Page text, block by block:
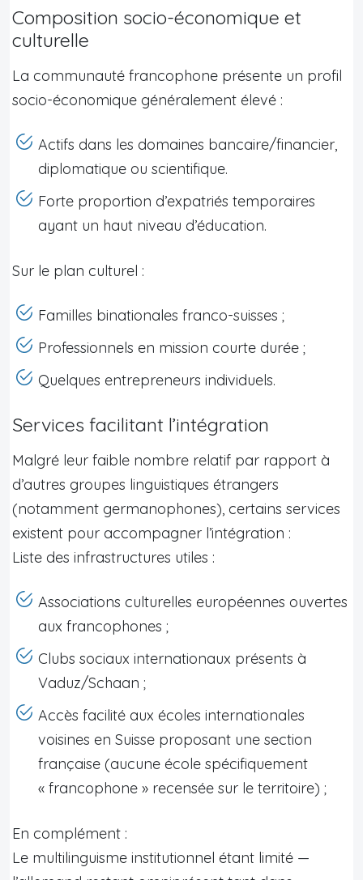
Composition socio-économique et
culturelle
La communauté francophone présente un profil
socio-économique généralement élevé :
Actifs dans les domaines bancaire/financier,
diplomatique ou scientifique.
Forte proportion d’expatriés temporaires
ayant un haut niveau d’éducation.
Sur le plan culturel :
Familles binationales franco-suisses ;
Professionnels en mission courte durée ;
Quelques entrepreneurs individuels.
Services facilitant l’intégration
Malgré leur faible nombre relatif par rapport à
d’autres groupes linguistiques étrangers
(notamment germanophones), certains services
existent pour accompagner l’intégration :
Liste des infrastructures utiles :
Associations culturelles européennes ouvertes
aux francophones ;
Clubs sociaux internationaux présents à
Vaduz/Schaan ;
Accès facilité aux écoles internationales
voisines en Suisse proposant une section
française (aucune école spécifiquement
« francophone » recensée sur le territoire) ;
En complément :
Le multilinguisme institutionnel étant limité —